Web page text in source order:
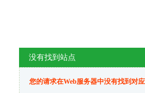
没有找到站点
您的请求在Web服务器中没有找到对